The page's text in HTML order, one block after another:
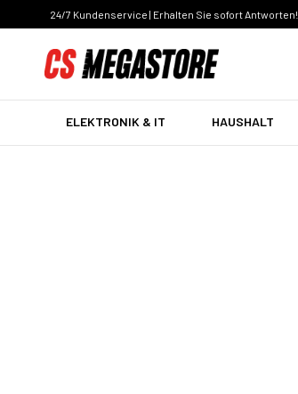
24/7 Kundenservice | Erhalten Sie sofort Antworten!
ELEKTRONIK & IT HAUSHALT